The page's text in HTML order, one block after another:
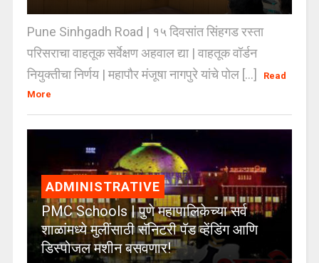
Pune Sinhgadh Road | १५ दिवसांत सिंहगड रस्ता
परिसराचा वाहतूक सर्वेक्षण अहवाल द्या | वाहतूक वॉर्डन
नियुक्तीचा निर्णय | महापौर मंजूषा नागपुरे यांचे पोल [...]
Read
More
ADMINISTRATIVE
PMC Schools | पुणे महापालिकेच्या सर्व
शाळांमध्ये मुलींसाठी सॅनिटरी पॅड व्हेंडिंग आणि
डिस्पोजल मशीन बसवणार!